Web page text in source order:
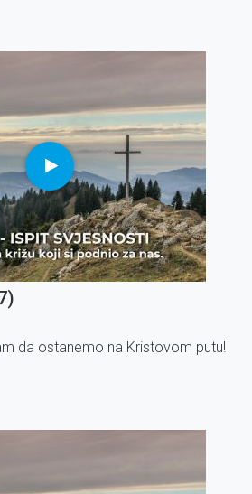
da ostanemo na Kristovom putu!